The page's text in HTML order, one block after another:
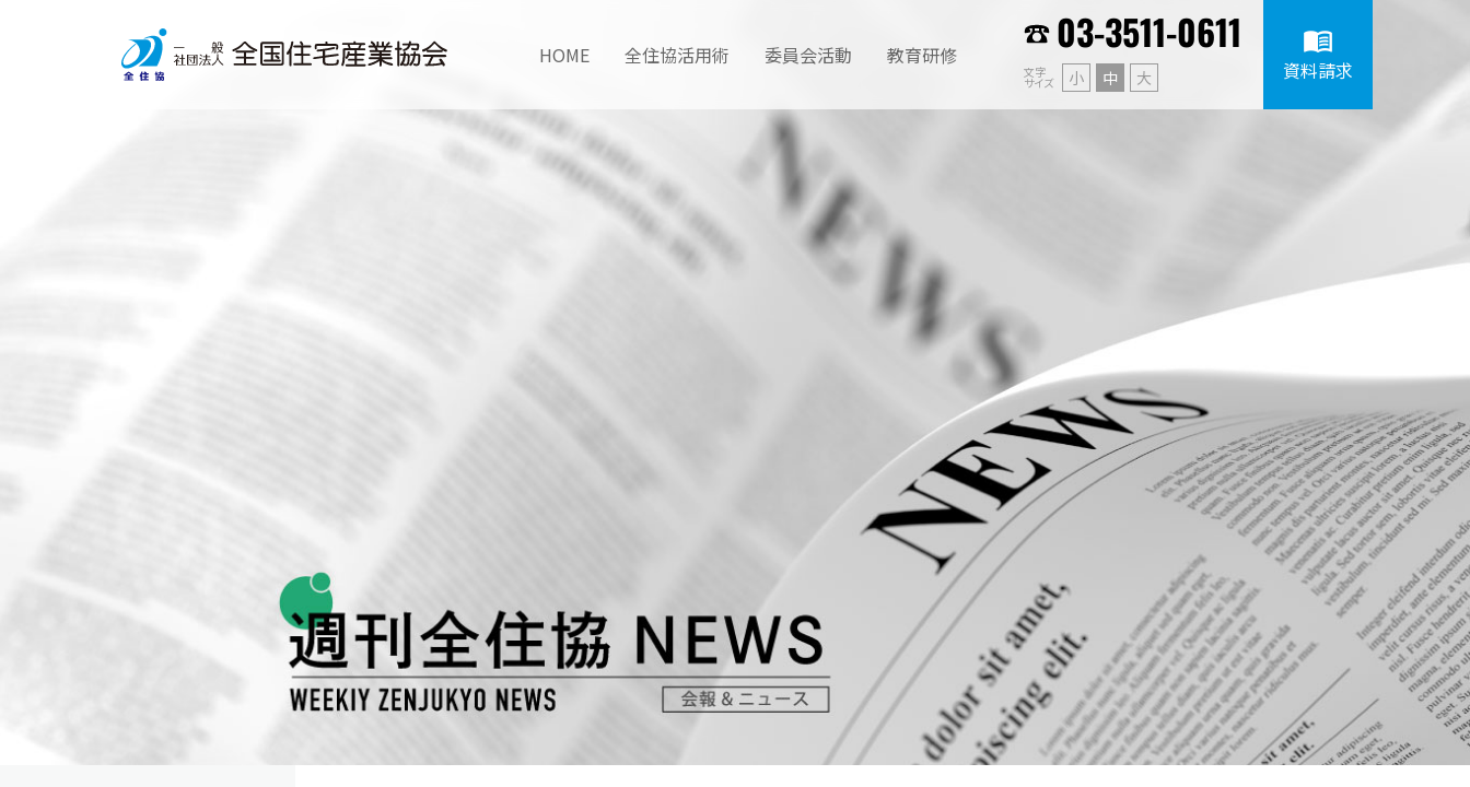
HOME 全住協活用術 委員会活動 教育研修 03-3511-0611
文字
サイズ 小 中 大
menu_book
資料請求